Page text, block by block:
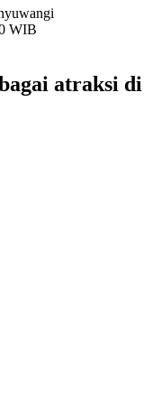
WIB
atraksi di